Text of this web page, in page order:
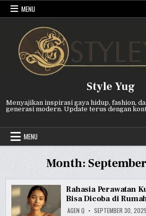
Skip
MENU
Style Yug
Menyajikan inspirasi gaya hidup, fashion,
generasi modern. Update terus dengan
MENU
Month:
Rahasia Perawatan
Bisa Dicoba di
AGEN Q SEPTEMBER 30, 2025